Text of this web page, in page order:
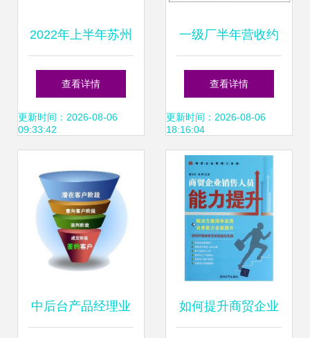
2022年上半年苏州
房地产企业销售业
绩TOP10解析
查看详情
更新时间：2026-08-06
09:33:42
一级厂半年营收约
12亿，瓦楞纸产品
成业绩支柱
查看详情
更新时间：2026-08-06
18:16:04
中后台产品经理业 如何提升商贸企业